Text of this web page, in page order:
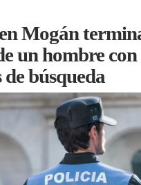
Mogán
un hombre con
búsqueda